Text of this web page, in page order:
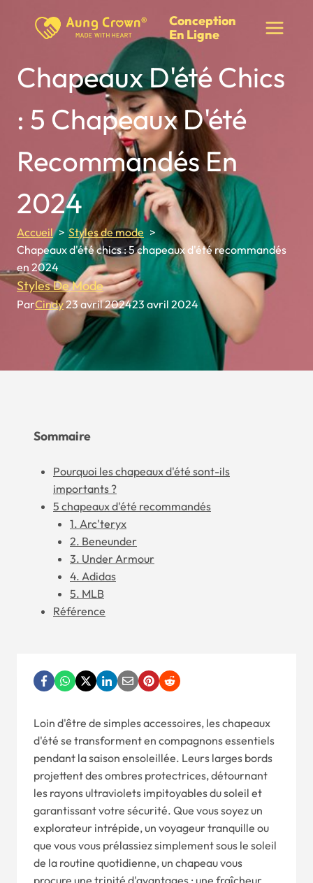
Conception
En Ligne
Chapeaux D'été Chics
: 5 Chapeaux D'été
Recommandés En
2024
Accueil
Styles de mode
Chapeaux d'été chics : 5 chapeaux d'été recommandés
en 2024
Styles De Mode
ParCindy23 avril 202423 avril 2024
Sommaire
Pourquoi les chapeaux d'été sont-ils
importants ?
5 chapeaux d'été recommandés
1. Arc'teryx
2. Beneunder
3. Under Armour
4. Adidas
5. MLB
Référence
Loin d'être de simples accessoires, les chapeaux
d'été se transforment en compagnons essentiels
pendant la saison ensoleillée. Leurs larges bords
projettent des ombres protectrices, détournant
les rayons ultraviolets impitoyables du soleil et
garantissant votre sécurité. Que vous soyez un
explorateur intrépide, un voyageur tranquille ou
que vous vous prélassiez simplement sous le soleil
de la routine quotidienne, un chapeau vous
procure une trinité d'avantages : une fraîcheur